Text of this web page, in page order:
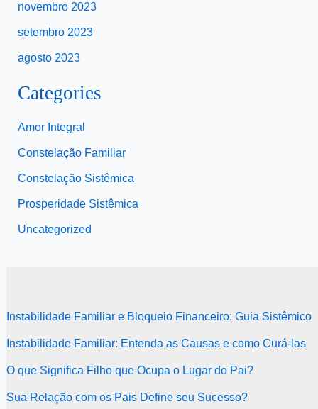
novembro 2023
setembro 2023
agosto 2023
Categories
Amor Integral
Constelação Familiar
Constelação Sistêmica
Prosperidade Sistêmica
Uncategorized
Instabilidade Familiar e Bloqueio Financeiro: Guia Sistêmico
Instabilidade Familiar: Entenda as Causas e como Curá-las
O que Significa Filho que Ocupa o Lugar do Pai?
Sua Relação com os Pais Define seu Sucesso?